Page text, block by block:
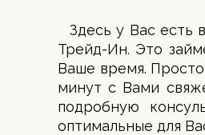
Здесь у Вас есть
Трейд-Ин. Это
Ваше время.
минут с Вами
подробную
оптимальные для